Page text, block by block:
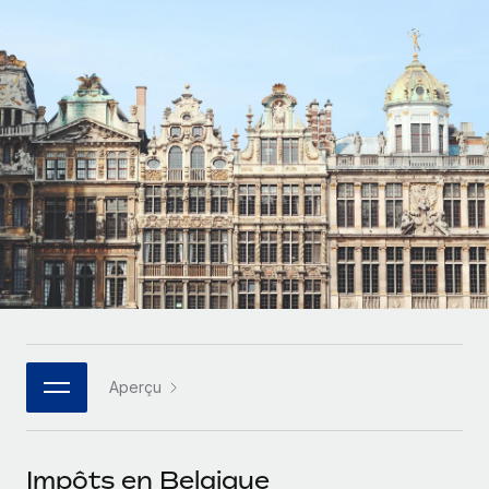
Intégrez et gérez vos freelances partout dans le monde
PEO
Sous-traitez les opérations complexes liées à l’emploi
INFRASTRUCTURE
Intégration Remote
Intégrez vos RH aux flux de travail en toute simplicité
Plateforme
Des fonctions RH clés intégrées pour votre équipe
Connectez n'importe quel outil d’IA à Remote grâce à
notre MCP
Rationalisez vos processus avec des outils essentiels
CROISSANCE
Start-ups
Des solutions agiles et internationales pour les RH et la
paie des entreprises en pleine croissance
Entreprises intermédiaires
Développez vos équipes avec des solutions RH sur
mesure
Entreprise
Les RH à l’international pour les grandes entreprises
Partenaires stratégiques de la tech
Découvrez les devises disponibles et les vitesses de
paiement pour vos freelances internationaux
APPRENDRE AVEC REMOTE
Recherche et guides
Études de cas
Checklists et modèles
Descriptions de postes
Français
Deutsch
Español
Italiano
Português (Portugal)
日本語
한국어
Aperçu
Impôts en Belgique